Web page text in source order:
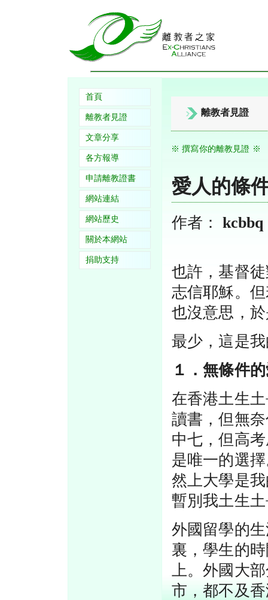
首頁
離教者見證
文章分享
各方報導
申請離教證書
網站連結
網站歷史
關於本網站
捐助支持
離教者見證
※ 撰寫你的離教見證 ※
愛人的條
作者： kcbbq
也許，基督
志信耶穌。
也沒意思，
最少，這是
１．無條件
在香港土生
讀書，但無
中七，但高
是唯一的選
然上大學是
暫別我土生
外國留學的
裏，學生的
上。外國大
市，都不及